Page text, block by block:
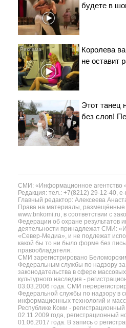
будете в
Королева
не оставит
Этот танец
без слов!
СМИ: «Информационное агентство
Редакция: тел.: +7(8212) 29-12-40,
Главный редактор: Алексеева
Права на материалы, размещённые
www.bnkomi.ru, в соответствии с
Федерации об охране результатов
деятельности принадлежат СМИ:
«Север-Медиа», и не подлежат
какой бы то ни было форме без
правообладателя.
СМИ зарегистрировано
Федеральным службы по надзору
законодательства в сфере
культурного наследия -
03.03.2006 года. СМИ
Федеральной службы по надзору в
информационных технологий и
Республике Коми -
02.11.2009 года, регистрационный
01.06.2017 года. В запись о